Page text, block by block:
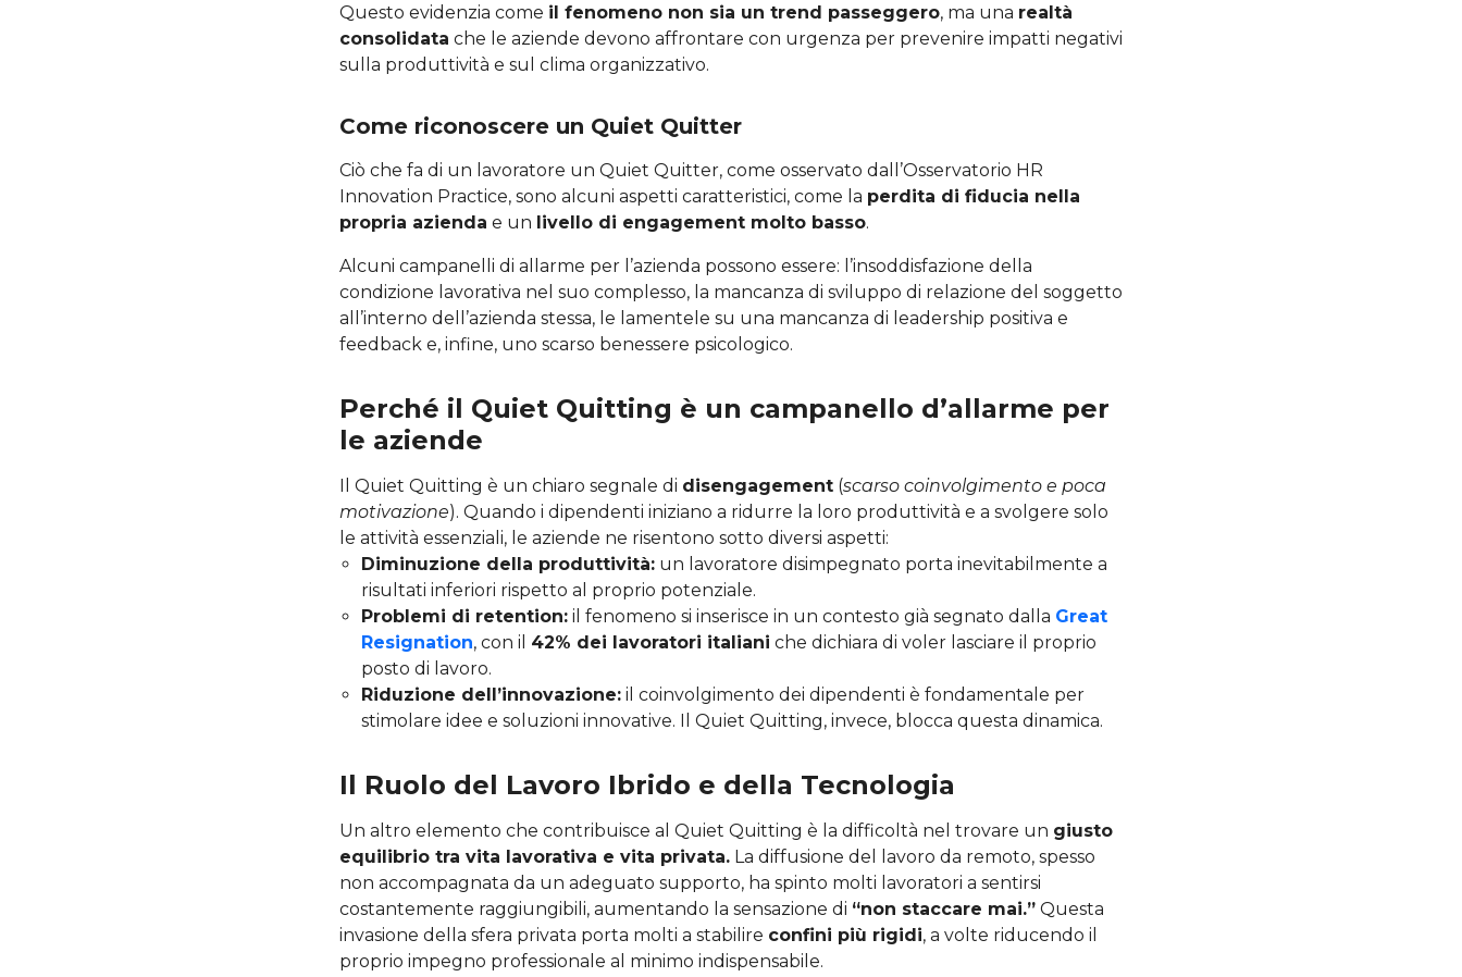
Questo evidenzia come il fenomeno non sia un trend passeggero, ma una realtà
consolidata che le aziende devono affrontare con urgenza per prevenire impatti negativi
sulla produttività e sul clima organizzativo.
Come riconoscere un Quiet Quitter
Ciò che fa di un lavoratore un Quiet Quitter, come osservato dall’Osservatorio HR
Innovation Practice, sono alcuni aspetti caratteristici, come la perdita di fiducia nella
propria azienda e un livello di engagement molto basso.
Alcuni campanelli di allarme per l’azienda possono essere: l’insoddisfazione della
condizione lavorativa nel suo complesso, la mancanza di sviluppo di relazione del soggetto
all’interno dell’azienda stessa, le lamentele su una mancanza di leadership positiva e
feedback e, infine, uno scarso benessere psicologico.
Perché il Quiet Quitting è un campanello d’allarme per
le aziende
Il Quiet Quitting è un chiaro segnale di disengagement (scarso coinvolgimento e poca
motivazione). Quando i dipendenti iniziano a ridurre la loro produttività e a svolgere solo
le attività essenziali, le aziende ne risentono sotto diversi aspetti:
Diminuzione della produttività: un lavoratore disimpegnato porta inevitabilmente a
risultati inferiori rispetto al proprio potenziale.
Problemi di retention: il fenomeno si inserisce in un contesto già segnato dalla Great
Resignation, con il 42% dei lavoratori italiani che dichiara di voler lasciare il proprio
posto di lavoro.
Riduzione dell’innovazione: il coinvolgimento dei dipendenti è fondamentale per
stimolare idee e soluzioni innovative. Il Quiet Quitting, invece, blocca questa dinamica.
Il Ruolo del Lavoro Ibrido e della Tecnologia
Un altro elemento che contribuisce al Quiet Quitting è la difficoltà nel trovare un giusto
equilibrio tra vita lavorativa e vita privata. La diffusione del lavoro da remoto, spesso
non accompagnata da un adeguato supporto, ha spinto molti lavoratori a sentirsi
costantemente raggiungibili, aumentando la sensazione di “non staccare mai.” Questa
invasione della sfera privata porta molti a stabilire confini più rigidi, a volte riducendo il
proprio impegno professionale al minimo indispensabile.